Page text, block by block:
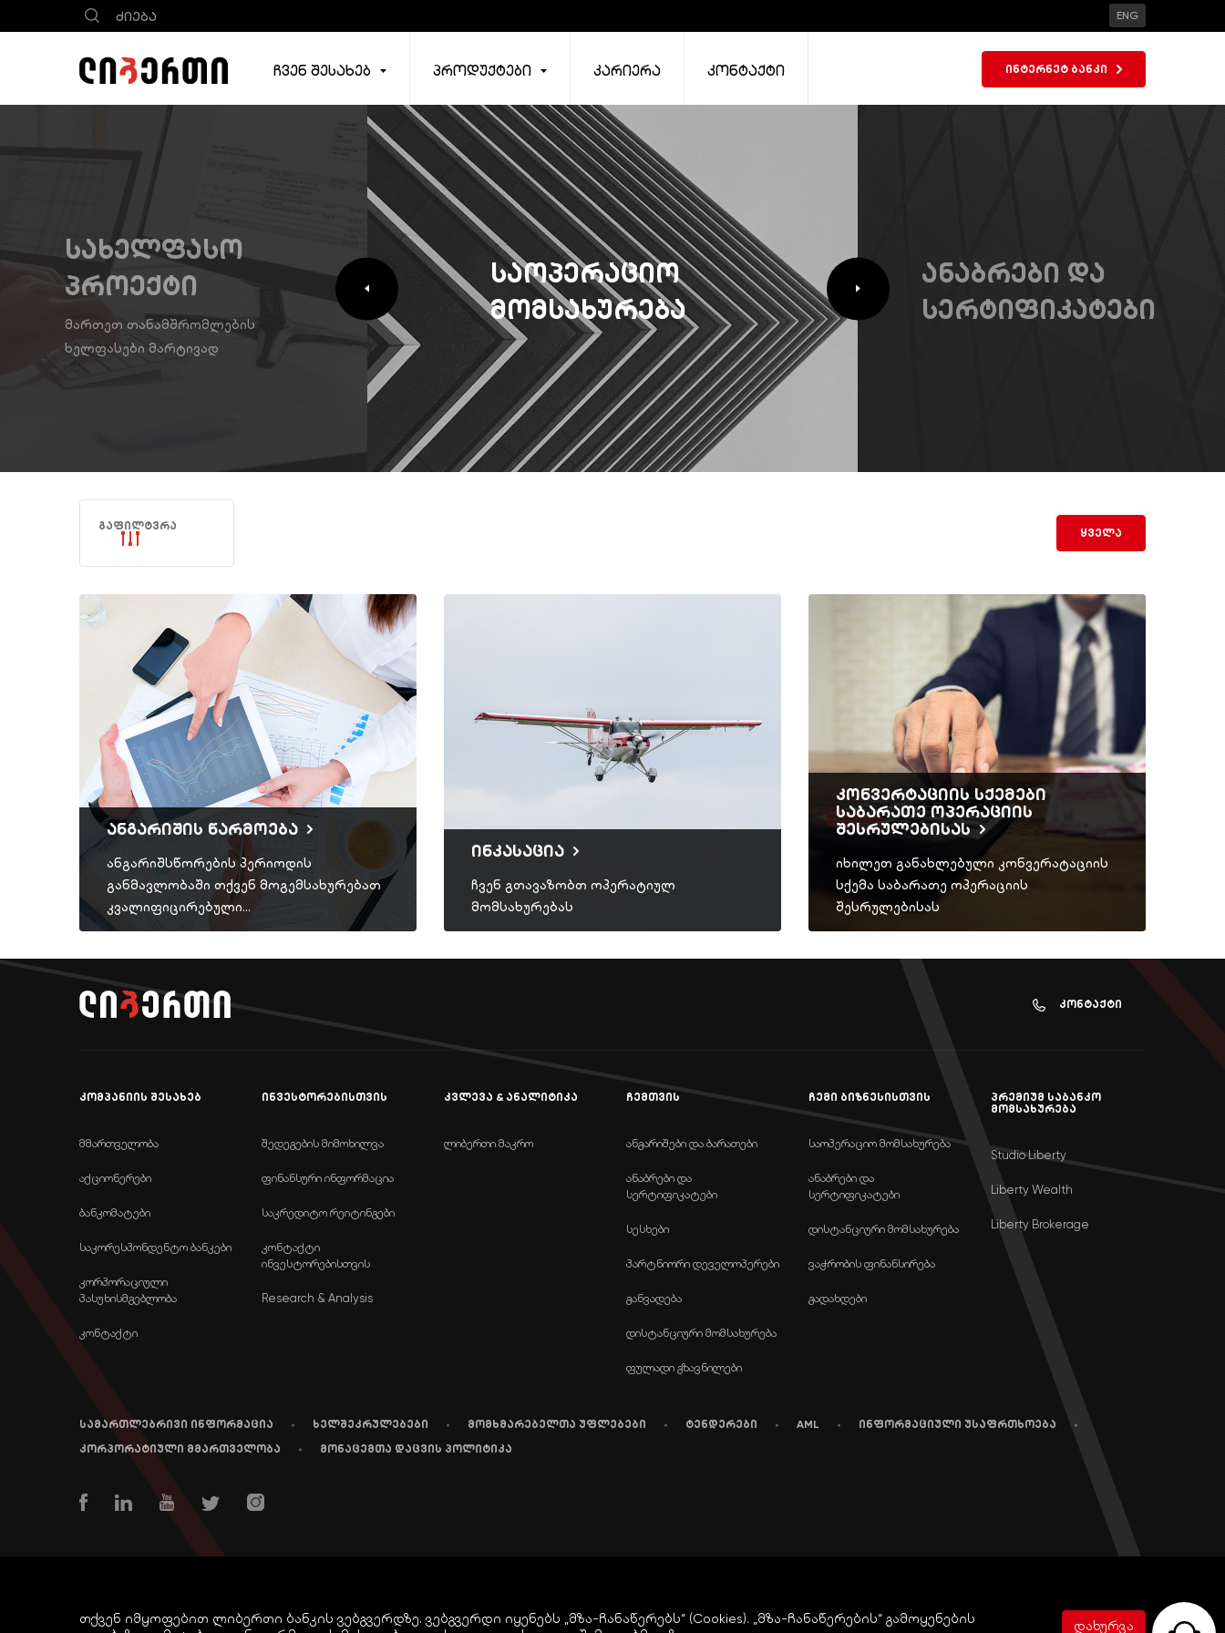
ENG
ჩვენ შესახებ პროდუქტები კარიერა კონტაქტი ინტერნეტ ბანკი
სახელფასო
პროექტი
მართეთ თანამშრომლების
ხელფასები მარტივად
საოპერაციო
მომსახურება
ანაბრები და
სერტიფიკატები
გაფილტვრა
ყველა
ანგარიშის წარმოება
ანგარიშსწორების პერიოდის
განმავლობაში თქვენ მოგემსახურებათ
კვალიფიცირებული…
ინკასაცია
ჩვენ გთავაზობთ ოპერატიულ
მომსახურებას
კონვერტაციის სქემები
საბარათე ოპერაციის
შესრულებისას
იხილეთ განახლებული კონვერატაციის
სქემა საბარათე ოპერაციის
შესრულებისას
კონტაქტი
კომპანიის შესახებ
მმართველობა
აქციონერები
ბანკომატები
საკორესპონდენტო ბანკები
კორპორაციული
პასუხისმგებლობა
კონტაქტი
ინვესტორებისთვის
შედეგების მიმოხილვა
ფინანსური ინფორმაცია
საკრედიტო რეიტინგები
კონტაქტი
ინვესტორებისთვის
Research & Analysis
კვლევა & ანალიტიკა
ლიბერთი მაკრო
ჩემთვის
ანგარიშები და ბარათები
ანაბრები და
სერტიფიკატები
სესხები
პარტნიორი დეველოპერები
განვადება
დისტანციური მომსახურება
ფულადი გზავნილები
ჩემი ბიზნესისთვის
საოპერაციო მომსახურება
ანაბრები და
სერტიფიკატები
დისტანციური მომსახურება
ვაჭრობის ფინანსირება
გადახდები
პრემიუმ საბანკო
მომსახურება
Studio Liberty
Liberty Wealth
Liberty Brokerage
სამართლებრივი ინფორმაცია ხელშეკრულებები მომხმარებელთა უფლებები ტენდერები AML
ინფორმაციული უსაფრთხოება
კორპორატიული მმართველობა
მონაცემთა დაცვის პოლიტიკა
© COPYRIGHT LIBERTY 2021
თქვენ იმყოფებით ლიბერთი ბანკის ვებგვერდზე. ვებგვერდი იყენებს „მზა-ჩანაწერებს“ (Cookies). „მზა-ჩანაწერების“ გამოყენების
დახურვა